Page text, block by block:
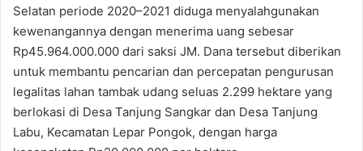
Selatan periode 2020–2021 diduga menyalahgunakan
kewenangannya dengan menerima uang sebesar
Rp45.964.000.000 dari saksi JM. Dana tersebut diberikan
untuk membantu pencarian dan percepatan pengurusan
legalitas lahan tambak udang seluas 2.299 hektare yang
berlokasi di Desa Tanjung Sangkar dan Desa Tanjung
Labu, Kecamatan Lepar Pongok, dengan harga